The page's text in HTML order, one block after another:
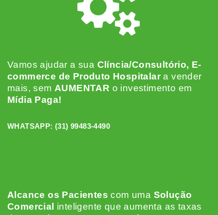
Vamos ajudar a sua Clíncia/Consultório, E-
commerce de Produto Hospitalar a vender
mais, sem AUMENTAR o investimento em
Mídia Paga!
WHATSAPP: (31) 99483-4490
Alcance os Pacientescom uma Solução
Comercial inteligente que aumenta as taxas